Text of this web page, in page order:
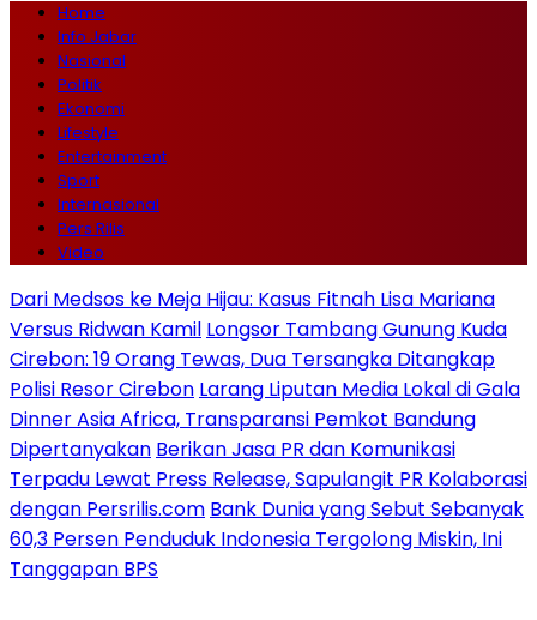
Home
Info Jabar
Nasional
Politik
Ekonomi
Lifestyle
Entertainment
Sport
Internasional
Pers Rilis
Video
Dari Medsos ke Meja Hijau: Kasus Fitnah Lisa Mariana
Versus Ridwan Kamil Longsor Tambang Gunung Kuda
Cirebon: 19 Orang Tewas, Dua Tersangka Ditangkap
Polisi Resor Cirebon Larang Liputan Media Lokal di Gala
Dinner Asia Africa, Transparansi Pemkot Bandung
Dipertanyakan Berikan Jasa PR dan Komunikasi
Terpadu Lewat Press Release, Sapulangit PR Kolaborasi
dengan Persrilis.com Bank Dunia yang Sebut Sebanyak
60,3 Persen Penduduk Indonesia Tergolong Miskin, Ini
Tanggapan BPS